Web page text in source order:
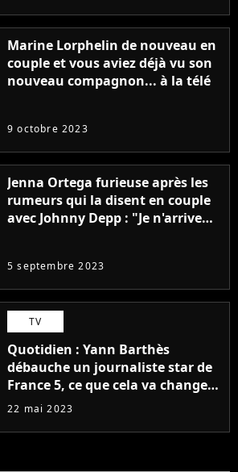
Marine Lorphelin de nouveau en
couple et vous aviez déjà vu son
nouveau compagnon... à la télé
9 octobre 2023
Jenna Ortega furieuse après les
rumeurs qui la disent en couple
avec Johnny Depp : "Je n'arrive
5 septembre 2023
TV
Quotidien : Yann Barthès
débauche un journaliste star de
France 5, ce que cela va changer
à la rentrée
22 mai 2023